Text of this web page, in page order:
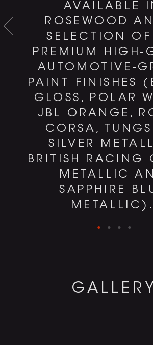
AVAILABLE
ROSEWOOD
SELECTION OF
PREMIUM HIGH-
AUTOMOTIVE-
PAINT FINISHES
GLOSS, POLAR
JBL ORANGE,
CORSA,
SILVER
BRITISH RACING
METALLIC
SAPPHIRE
METALLIC).